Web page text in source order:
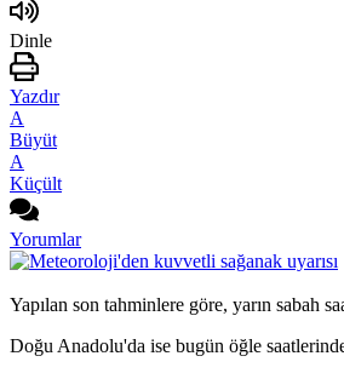
Dinle
Yazdır
A
Büyüt
A
Küçült
Yorumlar
Yapılan son tahminlere göre, yarın sabah
Doğu Anadolu'da ise bugün öğle